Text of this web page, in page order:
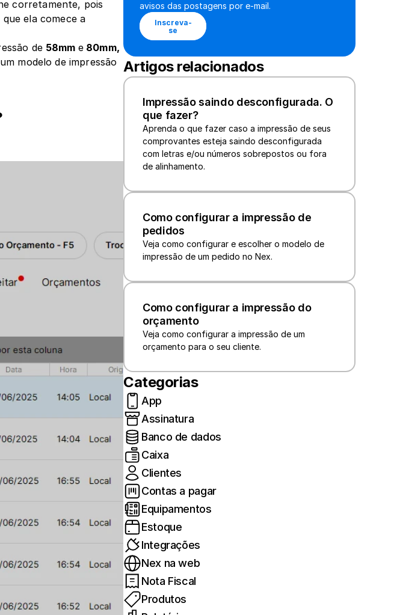
corretamente, pois
ela comece a
de 58mm e
modelo de impressão
avisos das postagens por e-mail.
Inscreva-
se
Artigos relacionados
Impressão saindo desconfigurada. O
que fazer?
Aprenda o que fazer caso a impressão de seus
comprovantes esteja saindo desconfigurada
com letras e/ou números sobrepostos ou fora
de alinhamento.
Como configurar a impressão de
pedidos
Veja como configurar e escolher o modelo de
impressão de um pedido no Nex.
Como configurar a impressão do
orçamento
Veja como configurar a impressão de um
orçamento para o seu cliente.
Categorias
App
Assinatura
Banco de dados
Caixa
Clientes
Contas a pagar
Equipamentos
Estoque
Integrações
Nex na web
Nota Fiscal
Produtos